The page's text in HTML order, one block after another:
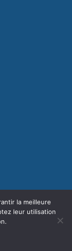
la meilleure
leur utilisation